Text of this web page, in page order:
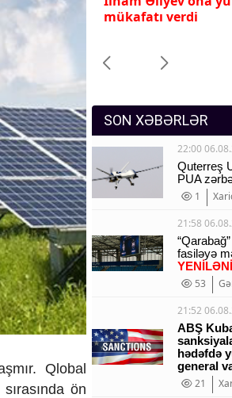
Sosium
Qlobal
ön
mükafatı verdi
SON XƏBƏRLƏR
22:00
Quterreş
PUA
1
21:58
fasiləyə
53
21:52
ABŞ
hədəfdə
general
21